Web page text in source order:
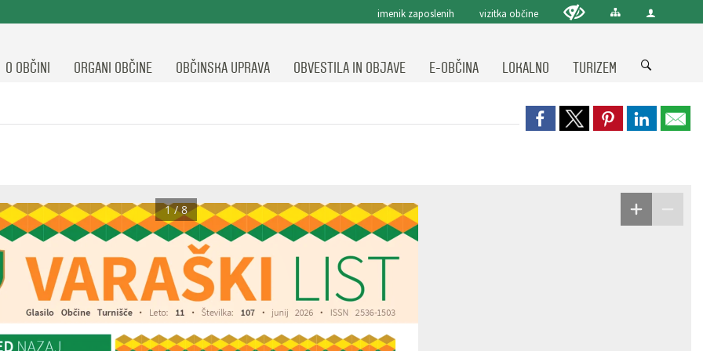
imenik zaposlenih vizitka občine
O OBČINI ORGANI OBČINE OBČINSKA UPRAVA OBVESTILA IN OBJAVE E-OBČINA LOKALNO TURIZEM
VARAŠKI LIST
Glasilo  Občine  Turnišče · Leto: 11 · Številka: 107 · junij 2026 · ISSN 2536-1503
1 / 8